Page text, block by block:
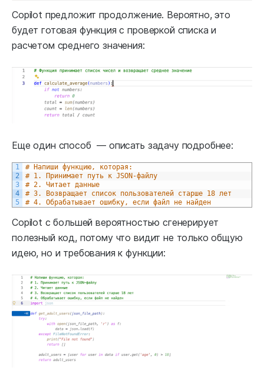
Copilot предложит продолжение. Вероятно, это
будет готовая функция с проверкой списка и
расчетом среднего значения:
Еще один способ — описать задачу подробнее:
1
2
3
4
5
# Напиши функцию, которая:
# 1. Принимает путь к JSON-файлу
# 2. Читает данные
# 3. Возвращает список пользователей старше 18 лет
# 4. Обрабатывает ошибку, если файл не найден
Copilot с большей вероятностью сгенерирует
полезный код, потому что видит не только общую
идею, но и требования к функции: